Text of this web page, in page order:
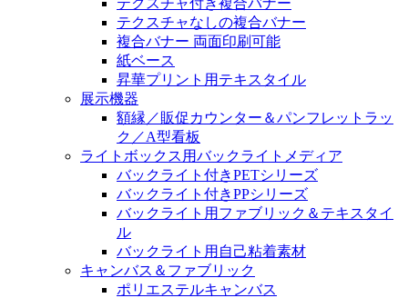
テクスチャなしの複合バナー
複合バナー 両面印刷可能
紙ベース
昇華プリント用テキスタイル
展示機器
額縁／販促カウンター＆パンフレットラッ
ク／A型看板
ライトボックス用バックライトメディア
バックライト付きPETシリーズ
バックライト付きPPシリーズ
バックライト用ファブリック＆テキスタイ
ル
バックライト用自己粘着素材
キャンバス＆ファブリック
ポリエステルキャンバス